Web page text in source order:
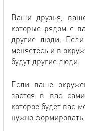
Ваши друзья,
которые рядом с
другие люди.
меняетесь и в
будут другие люди.
Если ваше
застоя в вас
которое будет вас
нужно формировать